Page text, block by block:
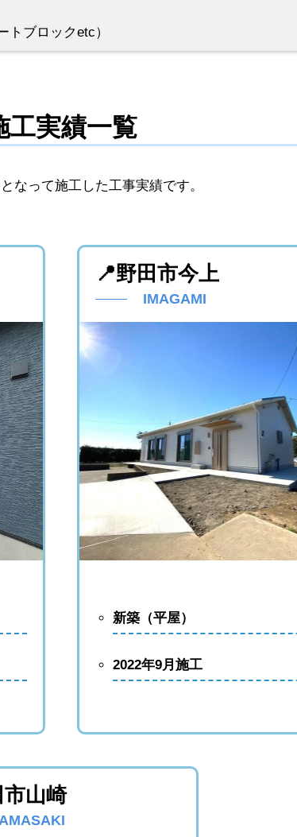
売るか貸すか迷ったら？売却と賃貸のメリッ
ナレッジ
売るか決めていない方へ｜不動産売却を検討
ナレッジ
農・移住・家庭菜園に｜農地付き住宅・農業用地
トブロックetc）
工実績一覧
なって施工した工事実績です。
📍野田市今上
IMAGAMI
新築（平屋）
2022年9月施工
市山崎